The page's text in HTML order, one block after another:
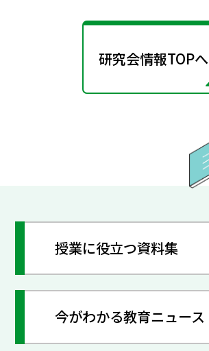
研究会情報TOPへ
授業に役立つ資料集
今がわかる教育ニュース